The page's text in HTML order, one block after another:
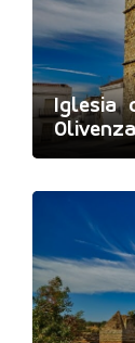
Iglesia
Olivenza